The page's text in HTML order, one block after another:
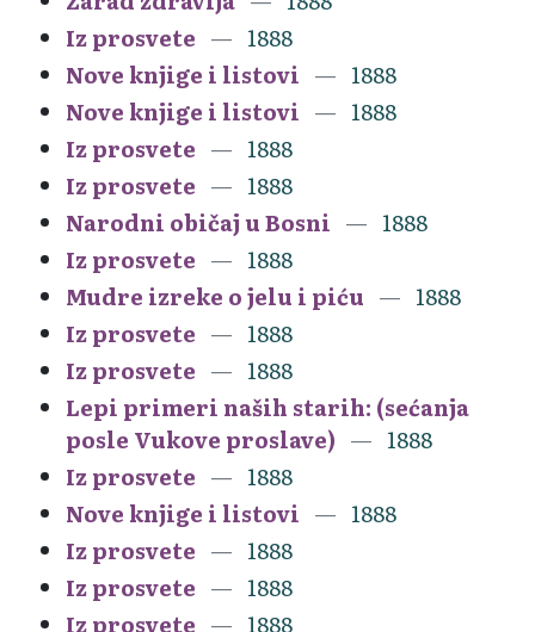
Iz prosvete
1888
Nove knjige i listovi
1888
Nove knjige i listovi
1888
Iz prosvete
1888
Iz prosvete
1888
Narodni običaj u Bosni
1888
Iz prosvete
1888
Mudre izreke o jelu i piću
1888
Iz prosvete
1888
Iz prosvete
1888
Lepi primeri naših starih: (sećanja
posle Vukove proslave)
1888
Iz prosvete
1888
Nove knjige i listovi
1888
Iz prosvete
1888
Iz prosvete
1888
Iz prosvete
1888